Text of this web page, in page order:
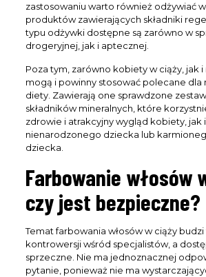
zastosowaniu warto również odżywiać
produktów zawierających składniki
typu odżywki dostępne są zarówno w
drogeryjnej, jak i aptecznej.
Poza tym, zarówno kobiety w ciąży, jak
mogą i powinny stosować polecane dla
diety. Zawierają one sprawdzone
składników mineralnych, które
zdrowie i atrakcyjny wygląd kobiety, jak
nienarodzonego dziecka lub
dziecka.
Farbowanie włosów
czy jest bezpieczne?
Temat farbowania włosów w ciąży
kontrowersji wśród specjalistów, a
sprzeczne. Nie ma jednoznacznej
pytanie, ponieważ nie ma